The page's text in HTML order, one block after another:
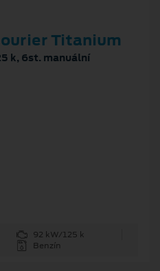
Titanium
k, 6st. manuální
92 kW/125 k
Benzín